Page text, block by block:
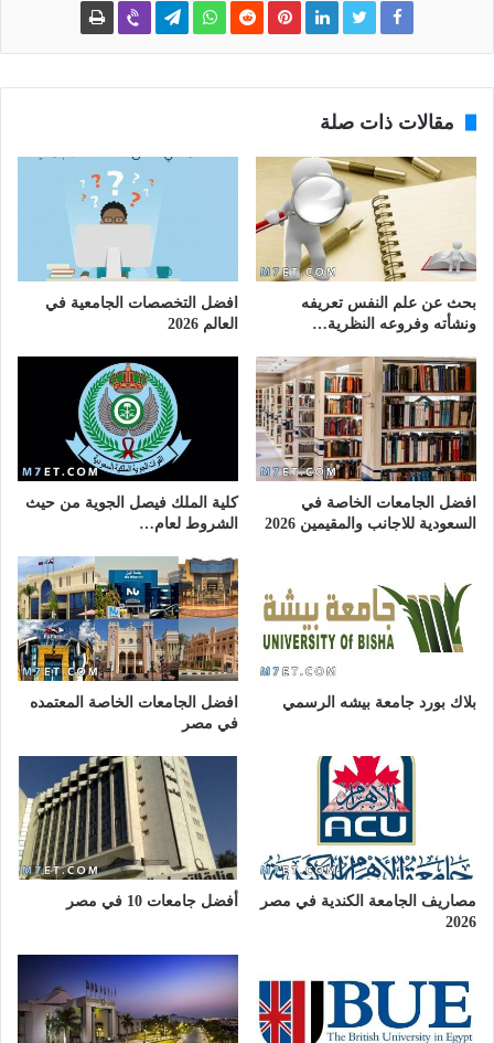
مقالات ذات صلة
بحث عن علم النفس تعريفه
ونشأته وفروعه النظرية…
افضل التخصصات الجامعية في
العالم 2026
افضل الجامعات الخاصة في
السعودية للاجانب والمقيمين 2026
كلية الملك فيصل الجوية من حيث
الشروط لعام…
بلاك بورد جامعة بيشه الرسمي
افضل الجامعات الخاصة المعتمده
في مصر
مصاريف الجامعة الكندية في مصر
2026
أفضل جامعات 10 في مصر